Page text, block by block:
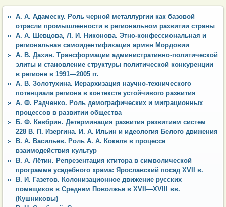
А. А. Адамеску. Роль черной металлургии как базовой
отрасли промышленности в региональном развитии страны
А. А. Шевцова, Л. И. Никонова. Этно-конфессиональная и
региональная самоидентификация армян Мордовии
А. В. Дахин. Трансформации административно-политической
элиты и становление структуры политической конкуренции
в регионе в 1991—2005 гг.
А. В. Золотухина. Иерархизация научно-технического
потенциала региона в контексте устойчивого развития
А. Ф. Радченко. Роль демографических и миграционных
процессов в развитии общества
Б. Ф. Кевбрин. Детерминация развития развитием систем
228 В. П. Изергина. И. А. Ильин и идеология Белого движения
В. А. Васильев. Роль А. А. Кокеля в процессе
взаимодействия культур
В. А. Лётин. Репрезентация ктитора в символической
программе усадебного храма: Ярославский посад XVII в.
В. И. Газетов. Колонизационное движение русских
помещиков в Среднем Поволжье в XVII—XVIII вв.
(Кушниковы)